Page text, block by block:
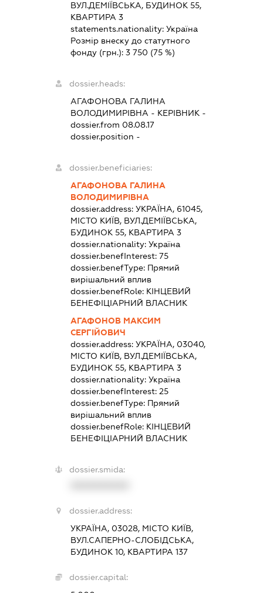
ВУЛ.ДЕМІЇВСЬКА, БУДИНОК 55,
КВАРТИРА 3
statements.nationality: Україна
Розмір внеску до статутного
фонду (грн.): 3 750 (75 %)
dossier.heads:
АГАФОНОВА ГАЛИНА
ВОЛОДИМИРІВНА - КЕРІВНИК-
dossier.from 08.08.17
dossier.position -
dossier.beneficiaries:
АГАФОНОВА ГАЛИНА
ВОЛОДИМИРІВНА
dossier.address: УКРАЇНА, 61045,
МІСТО КИЇВ, ВУЛ.ДЕМІЇВСЬКА,
БУДИНОК 55, КВАРТИРА 3
dossier.nationality: Україна
dossier.benefInterest: 75
dossier.benefType: Прямий
вирішальний вплив
dossier.benefRole: КІНЦЕВИЙ
БЕНЕФІЦІАРНИЙ ВЛАСНИК
АГАФОНОВ МАКСИМ
СЕРГІЙОВИЧ
dossier.address: УКРАЇНА, 03040,
МІСТО КИЇВ, ВУЛ.ДЕМІЇВСЬКА,
БУДИНОК 55, КВАРТИРА 3
dossier.nationality: Україна
dossier.benefInterest: 25
dossier.benefType: Прямий
вирішальний вплив
dossier.benefRole: КІНЦЕВИЙ
БЕНЕФІЦІАРНИЙ ВЛАСНИК
dossier.smida:
dossier.address:
УКРАЇНА, 03028, МІСТО КИЇВ,
ВУЛ.САПЕРНО-СЛОБІДСЬКА,
БУДИНОК 10, КВАРТИРА 137
dossier.capital: